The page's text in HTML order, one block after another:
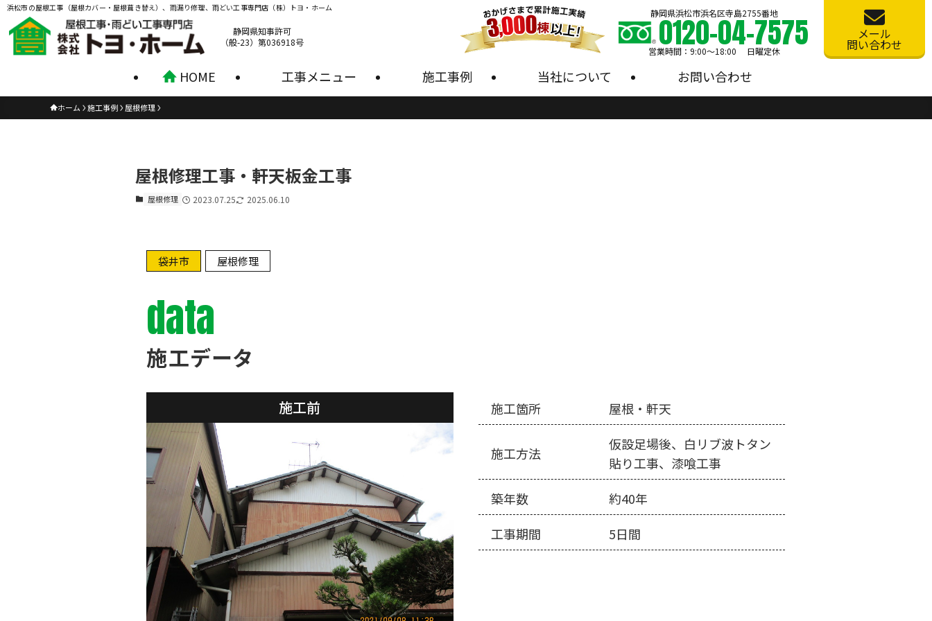
浜松市の屋根工事（屋根カバー・屋根葺き替え）、雨漏り修理、雨どい工事専門店（株）トヨ・ホーム
HOME 工事メニュー 施工事例 当社について お問い合わせ
静岡県知事許可
（般-23）第036918号
静岡県浜松市浜名区寺島2755番地
0120-04-7575
営業時間：9:00〜18:00 日曜定休
メール
問い合わせ
ホーム 施工事例 屋根修理
屋根修理工事・軒天板金工事
屋根修理 2023.07.25 2025.06.10
袋井市 屋根修理
data
施工データ
施工前 施工箇所 屋根・軒天
施工方法
仮設足場後、白リブ波トタン
貼り工事、漆喰工事
築年数
約40年
工事期間
5日間